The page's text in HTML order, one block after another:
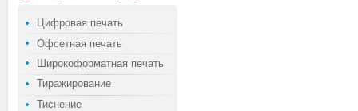
Цифровая печать
Офсетная печать
Широкоформатная печать
Тиражирование
Тиснение